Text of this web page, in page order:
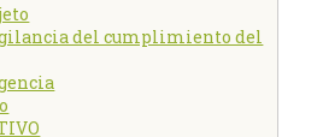
del cumplimiento del